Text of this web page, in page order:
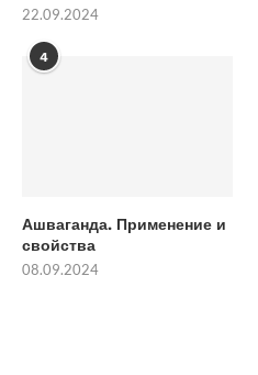
22.09.2024
4
Ашваганда. Применение и
свойства
08.09.2024